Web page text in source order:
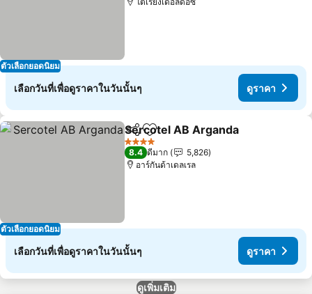
ตัวเลือกยอดนิยม
เลือกวันที่เพื่อดูราคาในวันนั้นๆ ดูราคา
ตัวเลือกยอดนิยม
แชร์ เพิ่มในรายการโปรด
Sercotel AB Arganda
4 ดาว
8.4 ดีมาก
5,826
อาร์กันด้าเดลเรล
เลือกวันที่เพื่อดูราคาในวันนั้นๆ ดูราคา
ดูเพิ่มเติม